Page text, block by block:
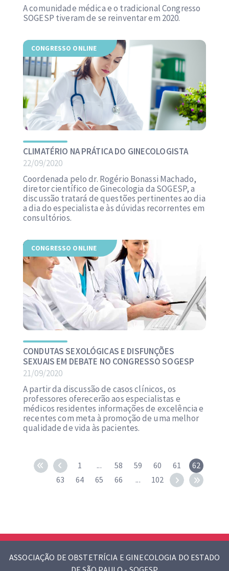
A comunidade médica e o tradicional Congresso
SOGESP tiveram de se reinventar em 2020.
CONGRESSO ONLINE
CLIMATÉRIO NA PRÁTICA DO GINECOLOGISTA
22/09/2020
Coordenada pelo dr. Rogério Bonassi Machado,
diretor científico de Ginecologia da SOGESP, a
discussão tratará de questões pertinentes ao dia
a dia do especialista e às dúvidas recorrentes em
consultórios.
CONGRESSO ONLINE
CONDUTAS SEXOLÓGICAS E DISFUNÇÕES
SEXUAIS EM DEBATE NO CONGRESSO SOGESP
21/09/2020
A partir da discussão de casos clínicos, os
professores oferecerão aos especialistas e
médicos residentes informações de excelência e
recentes com meta à promoção de uma melhor
qualidade de vida às pacientes.
1 ... 58 59 60 61
62
63
64 65 66 ... 102
ASSOCIAÇÃO DE OBSTETRÍCIA E GINECOLOGIA DO ESTADO